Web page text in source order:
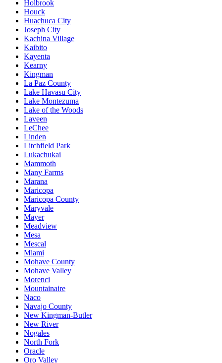
Holbrook
Houck
Huachuca City
Joseph City
Kachina Village
Kaibito
Kayenta
Kearny
Kingman
La Paz County
Lake Havasu City
Lake Montezuma
Lake of the Woods
Laveen
LeChee
Linden
Litchfield Park
Lukachukai
Mammoth
Many Farms
Marana
Maricopa
Maricopa County
Maryvale
Mayer
Meadview
Mesa
Mescal
Miami
Mohave County
Mohave Valley
Morenci
Mountainaire
Naco
Navajo County
New Kingman-Butler
New River
Nogales
North Fork
Oracle
Oro Valley